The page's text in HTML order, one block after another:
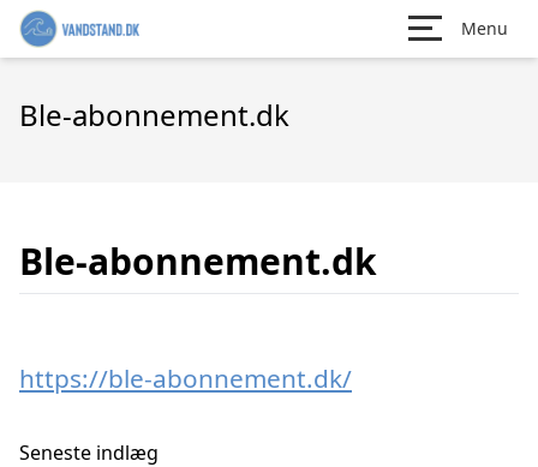
Menu
Ble-abonnement.dk
Ble-abonnement.dk
https://ble-abonnement.dk/
Seneste indlæg